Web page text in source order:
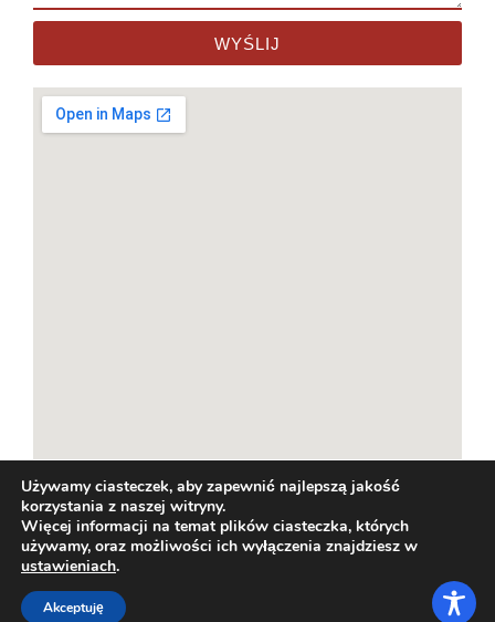
WYŚLIJ
Używamy ciasteczek, aby zapewnić najlepszą jakość
korzystania z naszej witryny.
Więcej informacji na temat plików ciasteczka, których
używamy, oraz możliwości ich wyłączenia znajdziesz w
ustawieniach.
Akceptuję